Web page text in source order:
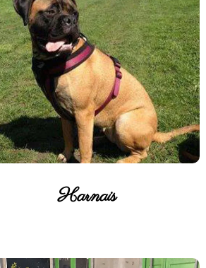
Harnais